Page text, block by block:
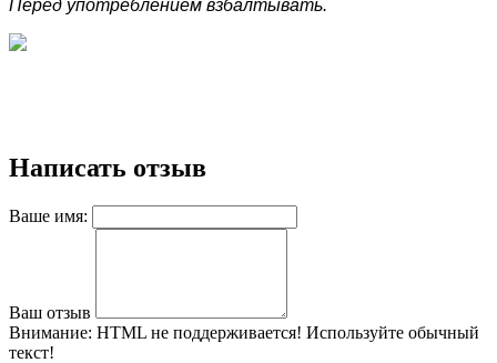
Перед употреблением взбалтывать.
Написать отзыв
Ваше имя:
Ваш отзыв
Внимание: HTML не поддерживается! Используйте обычный
текст!